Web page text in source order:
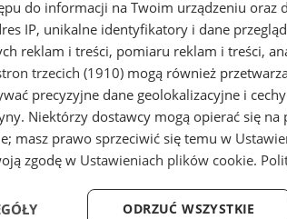
do informacji na Twoim urządzeniu oraz
IP, unikalne identyfikatory i dane
reklam i treści, pomiaru reklam i treści,
trzecich (1910) mogą również
precyzyjne dane geolokalizacyjne i
Niektórzy dostawcy mogą opierać się
masz prawo sprzeciwić się temu w
zgodę w Ustawieniach plików cookie.
ODRZUĆ WSZYSTKIE